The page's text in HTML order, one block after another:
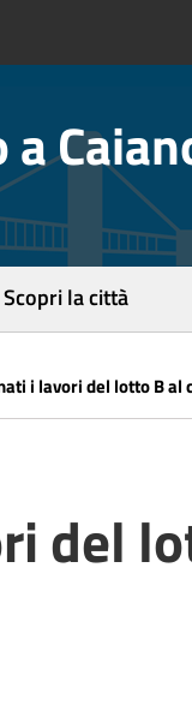
Scopri la città
i lavori del lotto B al
del